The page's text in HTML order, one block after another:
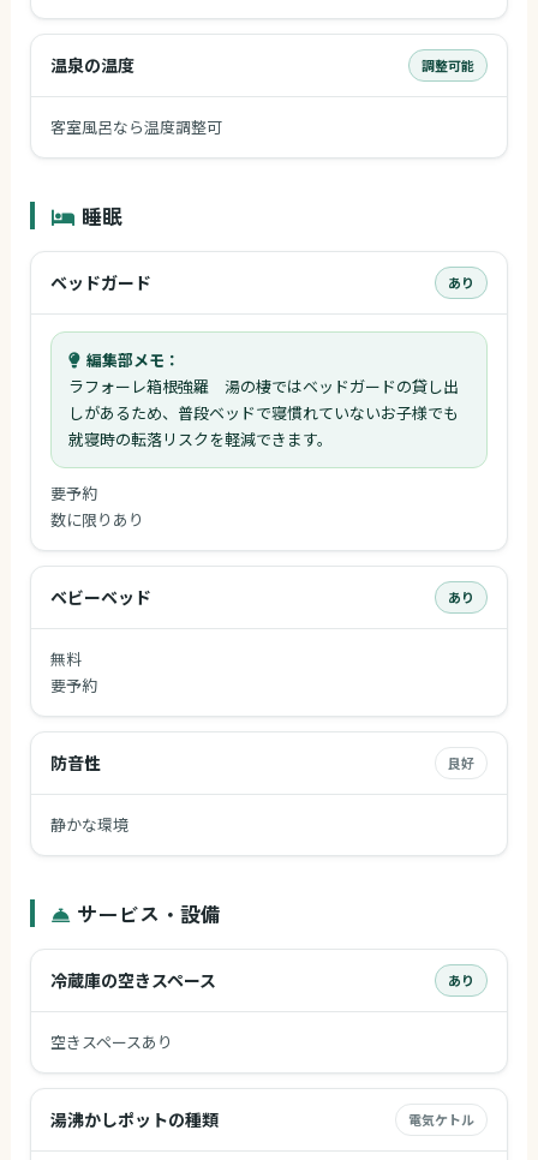
温泉の温度 調整可能
客室風呂なら温度調整可
睡眠
ベッドガード あり
編集部メモ：
ラフォーレ箱根強羅 湯の棲ではベッドガードの貸し出
しがあるため、普段ベッドで寝慣れていないお子様でも
就寝時の転落リスクを軽減できます。
要予約
数に限りあり
ベビーベッド あり
無料
要予約
防音性 良好
静かな環境
サービス・設備
冷蔵庫の空きスペース あり
空きスペースあり
湯沸かしポットの種類 電気ケトル